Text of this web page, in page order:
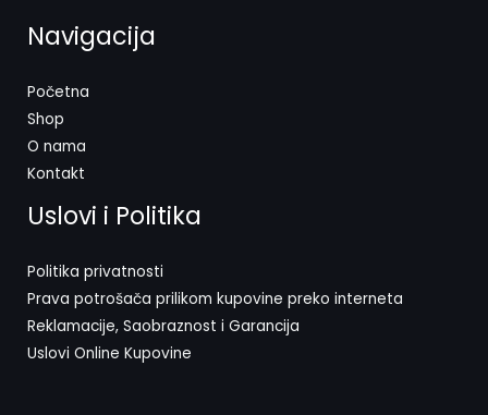
Navigacija
Početna
Shop
O nama
Kontakt
Uslovi i Politika
Politika privatnosti
Prava potrošača prilikom kupovine preko interneta
Reklamacije, Saobraznost i Garancija
Uslovi Online Kupovine